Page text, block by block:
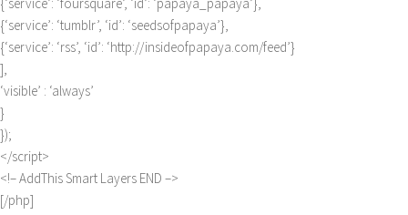
{‘service’: ‘tumblr’, ‘id’: ‘seedsofpapaya’},
{‘service’: ‘rss’, ‘id’: ‘http://insideofpapaya.com/feed’}
],
‘visible’ : ‘always’
}
});
</script>
<!– AddThis Smart Layers END –>
[/php]